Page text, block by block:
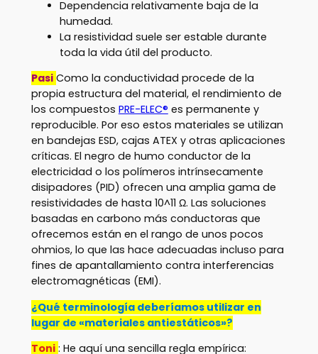
Dependencia relativamente baja de la
humedad.
La resistividad suele ser estable durante
toda la vida útil del producto.
Pasi Como la conductividad procede de la
propia estructura del material, el rendimiento de
los compuestos PRE-ELEC® es permanente y
reproducible. Por eso estos materiales se utilizan
en bandejas ESD, cajas ATEX y otras aplicaciones
críticas. El negro de humo conductor de la
electricidad o los polímeros intrínsecamente
disipadores (PID) ofrecen una amplia gama de
resistividades de hasta 10^11 Ω. Las soluciones
basadas en carbono más conductoras que
ofrecemos están en el rango de unos pocos
ohmios, lo que las hace adecuadas incluso para
fines de apantallamiento contra interferencias
electromagnéticas (EMI).
¿Qué terminología deberíamos utilizar en
lugar de «materiales antiestáticos»?
Toni : He aquí una sencilla regla empírica: